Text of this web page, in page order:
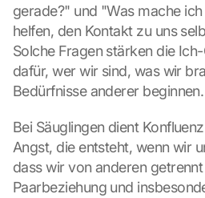
gerade?" und "Was mache
helfen, den Kontakt zu uns
Solche Fragen stärken die
dafür, wer wir sind, was wir
Bedürfnisse anderer beginnen.
Bei Säuglingen dient
Angst, die entsteht, wenn wir
dass wir von anderen
Paarbeziehung und
a
n
G
o
o
l
ü
b
e